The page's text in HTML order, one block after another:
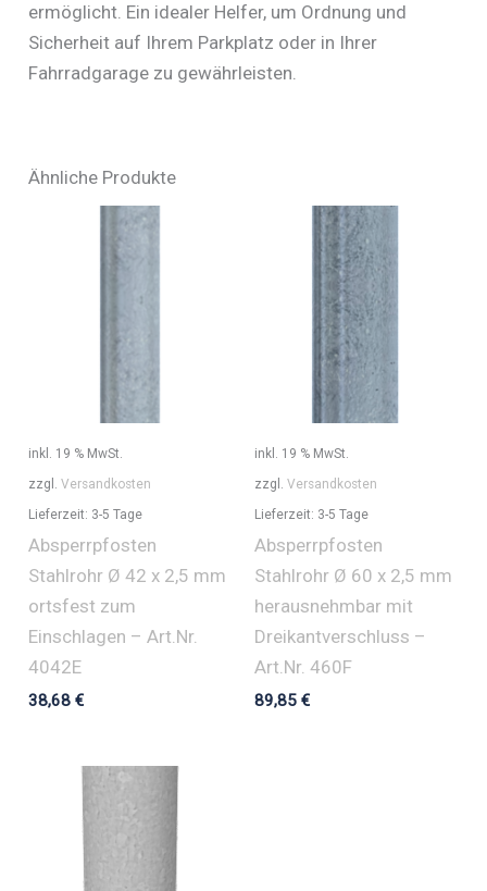
ermöglicht. Ein idealer Helfer, um Ordnung und
Sicherheit auf Ihrem Parkplatz oder in Ihrer
Fahrradgarage zu gewährleisten.
Ähnliche Produkte
inkl. 19 % MwSt.
zzgl.Versandkosten
Lieferzeit: 3-5 Tage
Absperrpfosten
Stahlrohr Ø 42 x 2,5 mm
ortsfest zum
Einschlagen – Art.Nr.
4042E
38,68€
inkl. 19 % MwSt.
zzgl. Versandkosten
Lieferzeit: 3-5 Tage
Absperrpfosten
Stahlrohr Ø 60 x 2,5 mm
herausnehmbar mit
Dreikantverschluss –
Art.Nr. 460F
89,85 €